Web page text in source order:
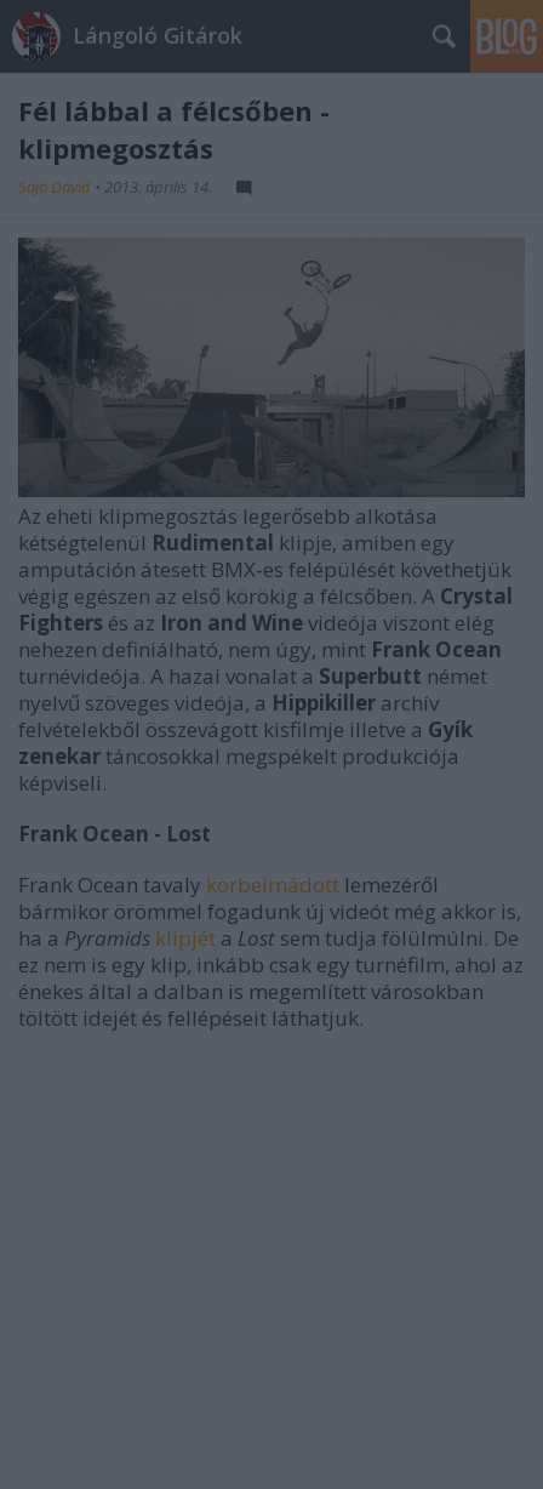
Lángoló Gitárok
Fél lábbal a félcsőben -
klipmegosztás
Sajó Dávid • 2013. április 14.
Az eheti klipmegosztás legerősebb alkotása
kétségtelenül Rudimental klipje, amiben egy
amputáción átesett BMX-es felépülését követhetjük
végig egészen az első körökig a félcsőben. A Crystal
Fighters és az Iron and Winevideója viszont elég
nehezen definiálható, nem úgy, mint Frank Ocean
turnévideója. A hazai vonalat a Superbutt német
nyelvű szöveges videója, a Hippikiller archív
felvételekből összevágott kisfilmje illetve a Gyík
zenekar táncosokkal megspékelt produkciója
képviseli.
Frank Ocean - Lost
Frank Ocean tavaly körbeimádott lemezéről
bármikor örömmel fogadunk új videót még akkor is,
ha a Pyramids klipjét a Lost sem tudja fölülmúlni. De
ez nem is egy klip, inkább csak egy turnéfilm, ahol az
énekes által a dalban is megemlített városokban
töltött idejét és fellépéseit láthatjuk.